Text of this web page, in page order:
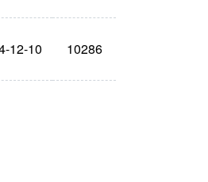
12-10 10286